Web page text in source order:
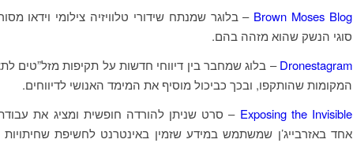
Brown Moses Blog – בלוגר שמנתח שידורי טלוויזיה צילומי וידאו
סוגי הנשק שהוא מזהה בהם.
Dronestagram– בלוג שמחבר בין דיווחי חדשות על תקיפות מזל”טים
המקומות שהותקפו, ובכך כביכול מוסיף את המימד האנושי לדיווחים.
Exposing the Invisible – סרט שניתן להורדה חופשית ומציג את
אחד באזרבייג’ן שמשתמש במידע שזמין באינטרנט לחשיפת